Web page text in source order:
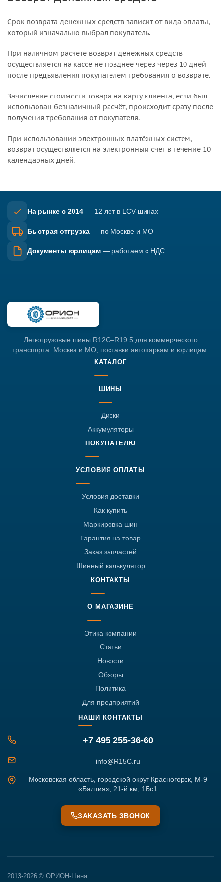
Срок возврата денежных средств зависит от вида оплаты,
который изначально выбрал покупатель.
При наличном расчете возврат денежных средств
осуществляется на кассе не позднее через через 10 дней
после предъявления покупателем требования о возврате.
Зачисление стоимости товара на карту клиента, если был
использован безналичный расчёт, происходит сразу после
получения требования от покупателя.
При использовании электронных платёжных систем,
возврат осуществляется на электронный счёт в течение 10
календарных дней.
На рынке с 2014 — 12 лет в LCV-шинах
Быстрая отгрузка — по Москве и МО
Документы юрлицам — работаем с НДС
Легкогрузовые шины R12C–R19.5 для коммерческого
транспорта. Москва и МО, поставки автопаркам и юрлицам.
КАТАЛОГ
ШИНЫ
Диски
Аккумуляторы
ПОКУПАТЕЛЮ
УСЛОВИЯ ОПЛАТЫ
Условия доставки
Как купить
Маркировка шин
Гарантия на товар
Заказ запчастей
Шинный калькулятор
КОНТАКТЫ
О МАГАЗИНЕ
Этика компании
Статьи
Новости
Обзоры
Политика
Для предприятий
НАШИ КОНТАКТЫ
+7 495 255-36-60
info@R15C.ru
Московская область, городской округ Красногорск, М-9
«Балтия», 21-й км, 1Бс1
ЗАКАЗАТЬ ЗВОНОК
2013-2026 © ОРИОН-Шина